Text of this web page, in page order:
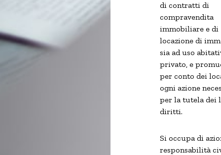
di contratti di
compravendita
immobiliare e di
locazione di
sia ad uso
privato, e
per conto dei
ogni azione
per la tutela dei
diritti.
Si occupa di
responsabilità